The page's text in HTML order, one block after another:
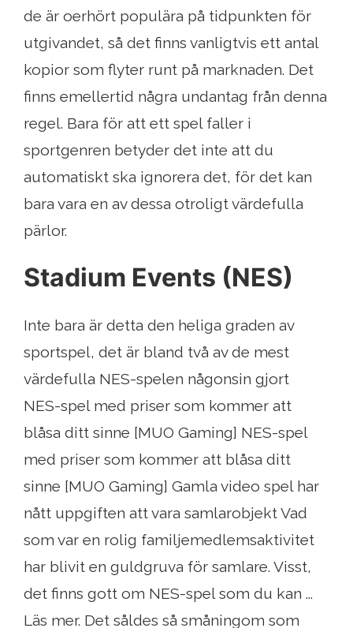
de är oerhört populära på tidpunkten för
utgivandet, så det finns vanligtvis ett antal
kopior som flyter runt på marknaden. Det
finns emellertid några undantag från denna
regel. Bara för att ett spel faller i
sportgenren betyder det inte att du
automatiskt ska ignorera det, för det kan
bara vara en av dessa otroligt värdefulla
pärlor.
Stadium Events (NES)
Inte bara är detta den heliga graden av
sportspel, det är bland två av de mest
värdefulla NES-spelen någonsin gjort
NES-spel med priser som kommer att
blåsa ditt sinne [MUO Gaming] NES-spel
med priser som kommer att blåsa ditt
sinne [MUO Gaming] Gamla video spel har
nått uppgiften att vara samlarobjekt Vad
som var en rolig familjemedlemsaktivitet
har blivit en guldgruva för samlare. Visst,
det finns gott om NES-spel som du kan ...
Läs mer. Det såldes så småningom som